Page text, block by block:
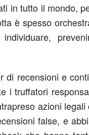
in tutto il mondo,
è spesso
di recensioni e
i truffatori
azioni
false, e